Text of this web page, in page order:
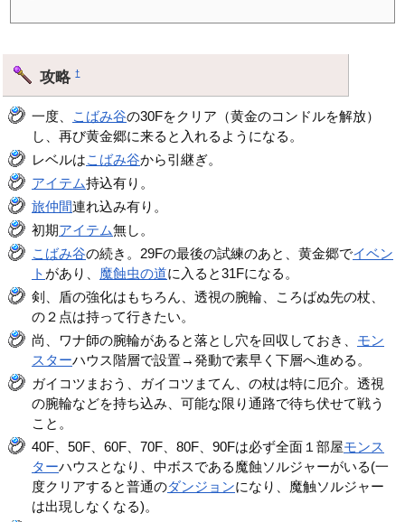
攻略†
一度、 こばみ谷の30Fをクリア（黄金のコンドルを解放）
し、再び黄金郷に来ると入れるようになる。
レベルはこばみ谷から引継ぎ。
アイテム持込有り。
旅仲間連れ込み有り。
初期アイテム無し。
こばみ谷の続き。29Fの最後の試練のあと、黄金郷でイベン
ト があり、 魔蝕虫の道に入ると31Fになる。
剣、盾の強化はもちろん、透視の腕輪、ころばぬ先の杖、
の２点は持って行きたい。
尚、ワナ師の腕輪があると落とし穴を回収しておき、 モン
スターハウス階層で設置→発動で素早く下層へ進める。
ガイコツまおう、ガイコツまてん、の杖は特に厄介。透視
の腕輪などを持ち込み、可能な限り通路で待ち伏せて戦う
こと。
40F、50F、60F、70F、80F、90Fは必ず全面１部屋モンス
ターハウスとなり、中ボスである魔蝕ソルジャーがいる(一
度クリアすると普通のダンジョンになり、魔触ソルジャー
は出現しなくなる)。